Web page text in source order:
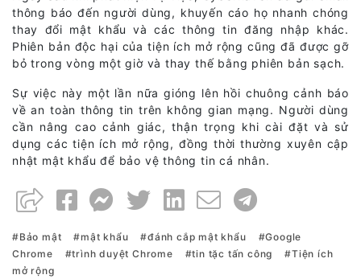
thông báo đến người dùng, khuyến cáo họ nhanh chóng
thay đổi mật khẩu và các thông tin đăng nhập khác.
Phiên bản độc hại của tiện ích mở rộng cũng đã được gỡ
bỏ trong vòng một giờ và thay thế bằng phiên bản sạch.
Sự việc này một lần nữa gióng lên hồi chuông cảnh báo
về an toàn thông tin trên không gian mạng. Người dùng
cần nâng cao cảnh giác, thận trọng khi cài đặt và sử
dụng các tiện ích mở rộng, đồng thời thường xuyên cập
nhật mật khẩu để bảo vệ thông tin cá nhân.
Bảo mật mật khẩu đánh cắp mật khẩu
Google
Chrome
trình duyệt Chrome tin tặc tấn công
Tiện ích
mở rộng